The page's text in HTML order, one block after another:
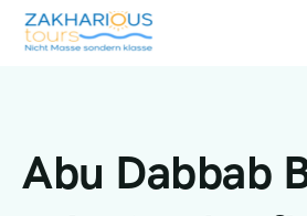
Abu Dabbab